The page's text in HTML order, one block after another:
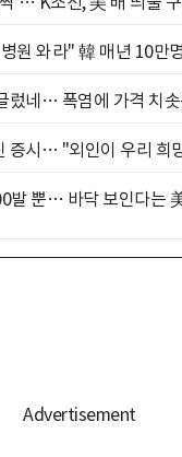
원 와라" 韓 매년 10만
렀네… 폭염에 가격 치
증시… "외인이 우리 희
발 뿐… 바닥 보인다는